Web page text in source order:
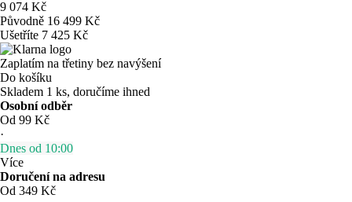
9 074 Kč
Původně 16 499 Kč
Ušetříte 7 425 Kč
Zaplatím na třetiny bez navýšení
Do košíku
Skladem 1 ks, doručíme ihned
Osobní odběr
Od 99 Kč
·
Dnes od 10:00
Více
Doručení na adresu
Od 349 Kč